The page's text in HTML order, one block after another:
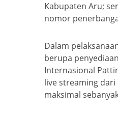
Kabupaten Aru;
nomor
Dalam
berupa
Internasional
live streaming
maksimal